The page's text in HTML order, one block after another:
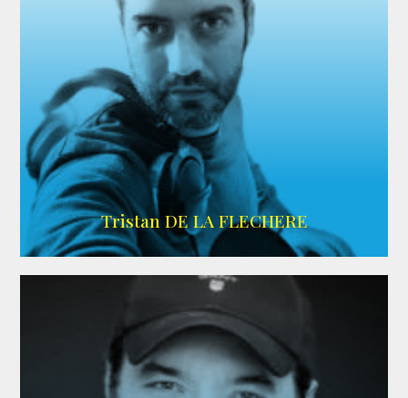
IMDB
Tristan DE LA FLECHERE